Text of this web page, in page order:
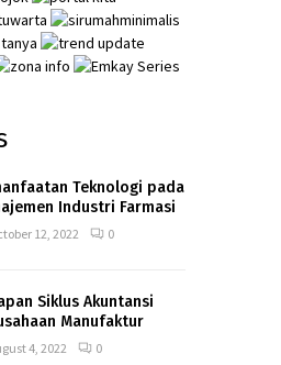
Teknologi pada
Industri Farmasi
12, 2022 0
Siklus Akuntansi
Manufaktur
4, 2022 0